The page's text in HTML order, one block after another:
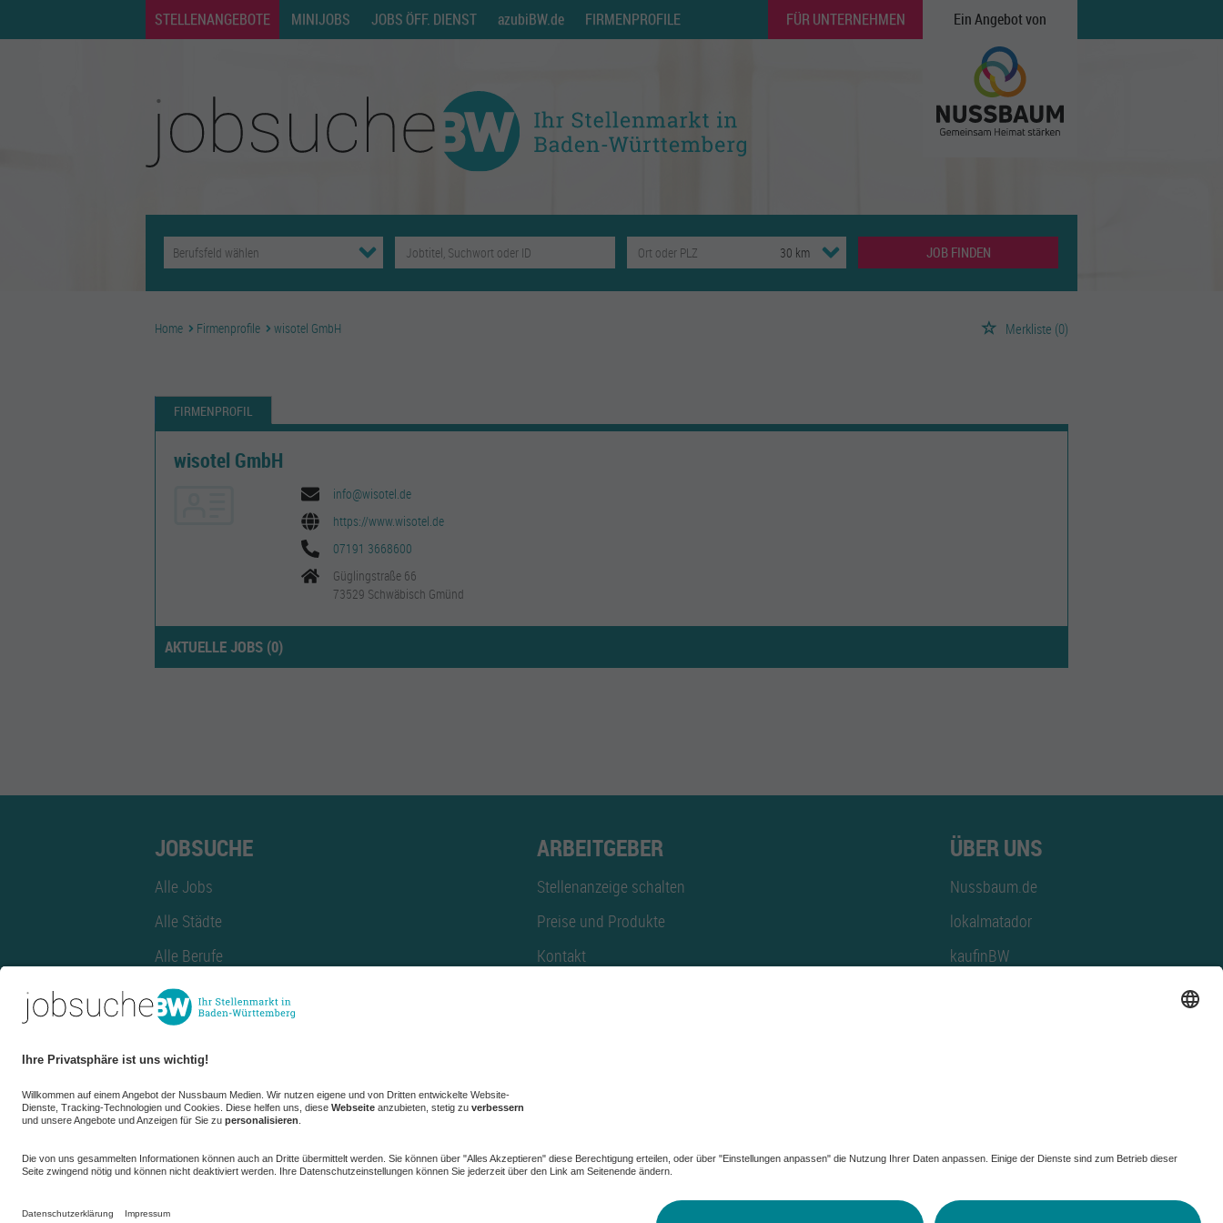
STELLENANGEBOTE MINIJOBS JOBS ÖFF. DIENST azubiBW.de FIRMENPROFILE FÜR UNTERNEHMEN Ein Angebot von
JOB FINDEN
Home Firmenprofile wisotel GmbH Merkliste (0)
FIRMENPROFIL
wisotel GmbH
info@wisotel.de
https://www.wisotel.de
07191 3668600
Güglingstraße 66
73529 Schwäbisch Gmünd
AKTUELLE JOBS (0)
JOBSUCHE
Alle Jobs
Alle Städte
Alle Berufe
Alle Berufe nach Stadt
Alle Tätigkeitsbereiche
Alle Tätigkeitsbereiche nach Stadt
azubiBW.de
Minijobs
Firmenprofil
ARBEITGEBER
Stellenanzeige schalten
Preise und Produkte
Kontakt
ÜBER UNS
Nussbaum.de
lokalmatador
kaufinBW